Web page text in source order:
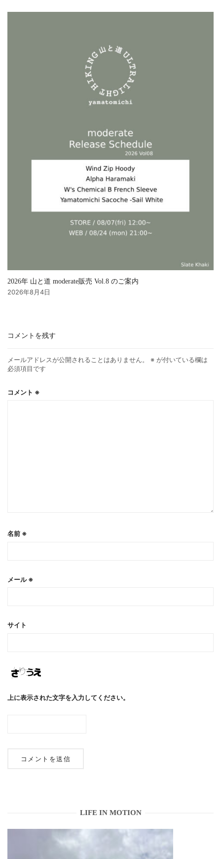
2026年 山と道 moderate販売 Vol.8 のご案内
2026年8月4日
コメントを残す
メールアドレスが公開されることはありません。 ※ が付いている欄は
必須項目です
コメント ※
名前 ※
メール※
サイト
上に表示された文字を入力してください。
LIFE IN MOTION